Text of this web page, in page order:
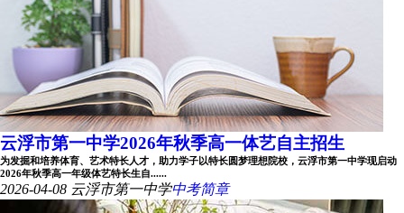
云浮市第一中学2026年秋季高一体艺自主招生
为发掘和培养体育、艺术特长人才，助力学子以特长圆梦理想院校，云浮市第一中学现启动
2026年秋季高一年级体艺特长生自......
2026-04-08 云浮市第一中学中考简章